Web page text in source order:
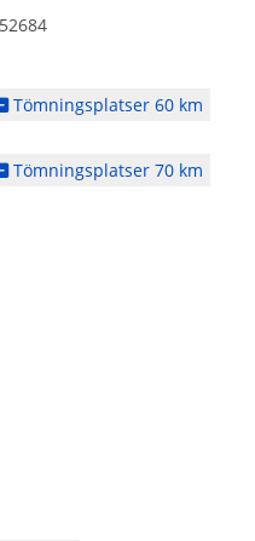
Tömningsplatser 60 km
Tömningsplatser 70 km